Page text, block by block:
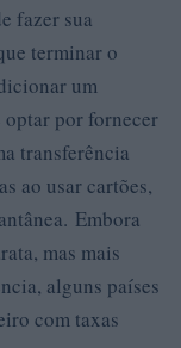
fazer sua
terminar o
um
optar por fornecer
transferência
ao usar cartões,
Embora
mas mais
alguns países
com taxas